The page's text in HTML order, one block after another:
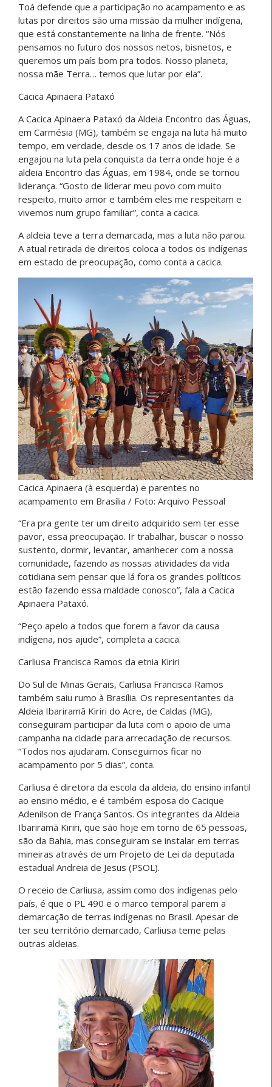
Toá defende que a participação no acampamento e as
lutas por direitos são uma missão da mulher indígena,
que está constantemente na linha de frente. “Nós
pensamos no futuro dos nossos netos, bisnetos, e
queremos um país bom pra todos. Nosso planeta,
nossa mãe Terra… temos que lutar por ela”.
Cacica Apinaera Pataxó
A Cacica Apinaera Pataxó da Aldeia Encontro das Águas,
em Carmésia (MG), também se engaja na luta há muito
tempo, em verdade, desde os 17 anos de idade. Se
engajou na luta pela conquista da terra onde hoje é a
aldeia Encontro das Águas, em 1984, onde se tornou
liderança. “Gosto de liderar meu povo com muito
respeito, muito amor e também eles me respeitam e
vivemos num grupo familiar”, conta a cacica.
A aldeia teve a terra demarcada, mas a luta não parou.
A atual retirada de direitos coloca a todos os indígenas
em estado de preocupação, como conta a cacica.
Cacica Apinaera (à esquerda) e parentes no
acampamento em Brasília / Foto: Arquivo Pessoal
“Era pra gente ter um direito adquirido sem ter esse
pavor, essa preocupação. Ir trabalhar, buscar o nosso
sustento, dormir, levantar, amanhecer com a nossa
comunidade, fazendo as nossas atividades da vida
cotidiana sem pensar que lá fora os grandes políticos
estão fazendo essa maldade conosco”, fala a Cacica
Apinaera Pataxó.
“Peço apelo a todos que forem a favor da causa
indígena, nos ajude”, completa a cacica.
Carliusa Francisca Ramos da etnia Kiriri
Do Sul de Minas Gerais, Carliusa Francisca Ramos
também saiu rumo à Brasília. Os representantes da
Aldeia Ibariramã Kiriri do Acre, de Caldas (MG),
conseguiram participar da luta com o apoio de uma
campanha na cidade para arrecadação de recursos.
“Todos nos ajudaram. Conseguimos ficar no
acampamento por 5 dias”, conta.
Carliusa é diretora da escola da aldeia, do ensino infantil
ao ensino médio, e é também esposa do Cacique
Adenilson de França Santos. Os integrantes da Aldeia
Ibariramã Kiriri, que são hoje em torno de 65 pessoas,
são da Bahia, mas conseguiram se instalar em terras
mineiras através de um Projeto de Lei da deputada
estadual Andreia de Jesus (PSOL).
O receio de Carliusa, assim como dos indígenas pelo
país, é que o PL 490 e o marco temporal parem a
demarcação de terras indígenas no Brasil. Apesar de
ter seu território demarcado, Carliusa teme pelas
outras aldeias.